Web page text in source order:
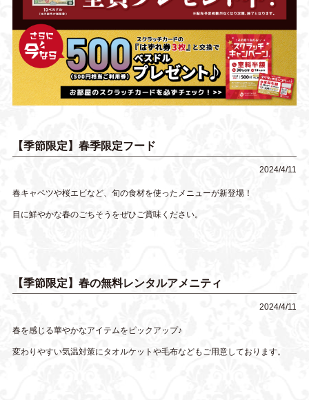
【季節限定】春季限定フード
2024/4/11
春キャベツや桜エビなど、旬の食材を使ったメニューが新登場！
目に鮮やかな春のごちそうをぜひご賞味ください。
【季節限定】春の無料レンタルアメニティ
2024/4/11
春を感じる華やかなアイテムをピックアップ♪
変わりやすい気温対策にタオルケットや毛布などもご用意しております。